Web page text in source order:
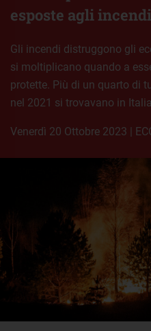
esposte agli incendi
Gli incendi distruggono gli
si moltiplicano quando a
protette. Più di un quarto di
nel 2021 si trovavano in Italia.
venerdì 20 Ottobre 2023 |